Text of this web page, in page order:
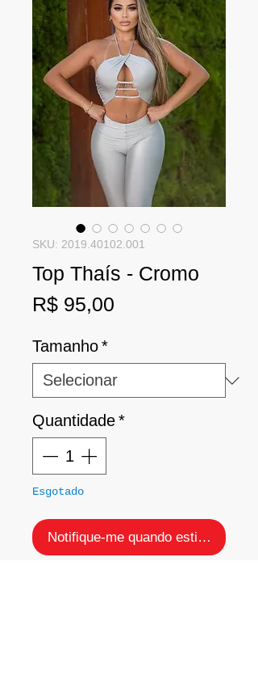
SKU: 2019.40102.001
Top Thaís - Cromo
R$ 95,00
Tamanho*
Quantidade*
Esgotado
Notifique-me quando estiver